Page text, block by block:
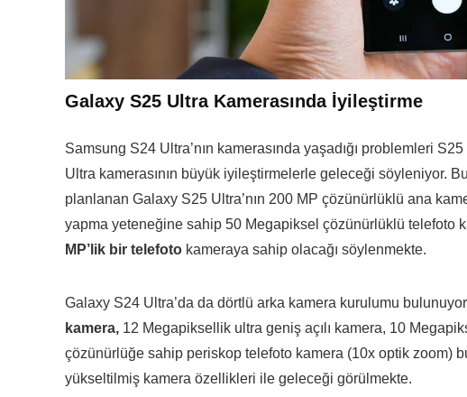
Galaxy S25 Ultra Kamerasında İyileştirme
Samsung S24 Ultra’nın kamerasında yaşadığı problemleri
Ultra kamerasının büyük iyileştirmelerle geleceği söyleniyor.
planlanan Galaxy S25 Ultra’nın 200 MP çözünürlüklü ana
yapma yeteneğine sahip 50 Megapiksel çözünürlüklü telefoto
MP’lik bir telefoto kameraya sahip olacağı söylenmekte.
Galaxy S24 Ultra’da da dörtlü arka kamera kurulumu
kamera, 12 Megapiksellik ultra geniş açılı kamera, 10
çözünürlüğe sahip periskop telefoto kamera (10x optik zoom)
yükseltilmiş kamera özellikleri ile geleceği görülmekte.